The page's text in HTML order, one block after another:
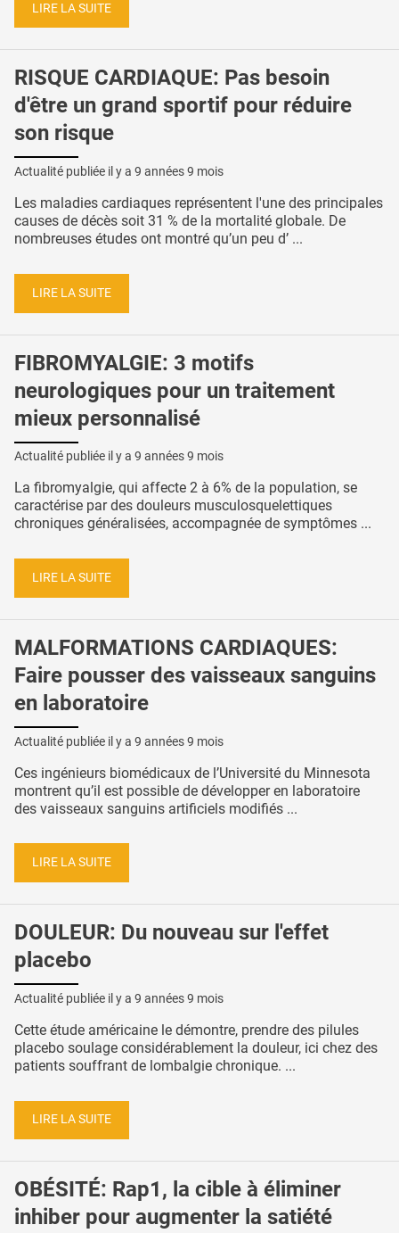
LIRE LA SUITE
RISQUE CARDIAQUE: Pas besoin
d'être un grand sportif pour réduire
son risque
Actualité publiée il y a 9 années 9 mois
Les maladies cardiaques représentent l'une des principales
causes de décès soit 31 % de la mortalité globale. De
nombreuses études ont montré qu’un peu d’ ...
LIRE LA SUITE
FIBROMYALGIE: 3 motifs
neurologiques pour un traitement
mieux personnalisé
Actualité publiée il y a 9 années 9 mois
La fibromyalgie, qui affecte 2 à 6% de la population, se
caractérise par des douleurs musculosquelettiques
chroniques généralisées, accompagnée de symptômes ...
LIRE LA SUITE
MALFORMATIONS CARDIAQUES:
Faire pousser des vaisseaux sanguins
en laboratoire
Actualité publiée il y a 9 années 9 mois
Ces ingénieurs biomédicaux de l’Université du Minnesota
montrent qu’il est possible de développer en laboratoire
des vaisseaux sanguins artificiels modifiés ...
LIRE LA SUITE
DOULEUR: Du nouveau sur l'effet
placebo
Actualité publiée il y a 9 années 9 mois
Cette étude américaine le démontre, prendre des pilules
placebo soulage considérablement la douleur, ici chez des
patients souffrant de lombalgie chronique. ...
LIRE LA SUITE
OBÉSITÉ: Rap1, la cible à éliminer
inhiber pour augmenter la satiété